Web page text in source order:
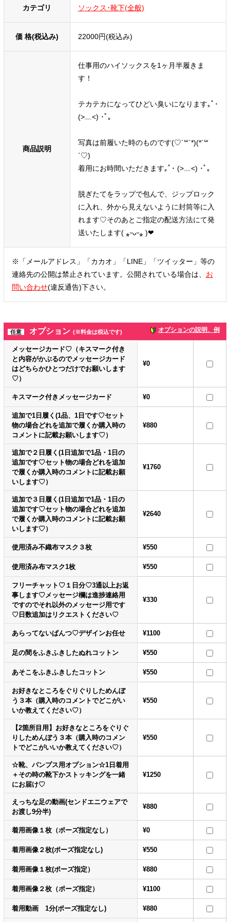
カテゴリ ソックス･靴下(全般)
価 格(税込み) 22000円(税込み)
商品説明
仕事用のハイソックスを1ヶ月半履きま
す！
テカテカになってひどい臭いになります｡ﾟ･
(>﹏<) ･ﾟ｡
写真は前履いた時のものです(♡´꒳`*)(*´꒳
`♡)
着用にお時間いただきます｡ﾟ･ (>﹏<) ･ﾟ｡
脱ぎたてをラップで包んで、ジップロック
に入れ、外から見えないように封筒等に入
れます♡そのあとご指定の配送方法にて発
送いたします( ⁎ᵕᴗᵕ⁎ )❤
※「メールアドレス」「カカオ」「LINE」「ツイッター」等の
連絡先の公開は禁止されています。公開されている場合は、 お
問い合わせ(違反通告)下さい。
任意 オプション (※料金は税込です) オプションの説明、例
メッセージカード♡（キスマーク付き
と内容がかぶるのでメッセージカード
はどちらかひとつだけでお願いします
♡）
¥0
キスマーク付きメッセージカード ¥0
追加で1日履く(1品、1日です♡セット
物の場合どれを追加で履くか購入時の
コメントに記載お願いします♡）
¥880
追加で２日履く(1日追加で1品・1日の
追加です♡セット物の場合どれを追加
で履くか購入時のコメントに記載お願
いします♡）
¥1760
追加で３日履く(1日追加で1品・1日の
追加です♡セット物の場合どれを追加
で履くか購入時のコメントに記載お願
いします♡）
¥2640
使用済み不織布マスク３枚 ¥550
使用済み布マスク1枚 ¥550
フリーチャット♡１日分♡3通以上お返
事します♡メッセージ欄は進捗連絡用
ですのでそれ以外のメッセージ用です
♡日数追加はリクエストください♡
¥330
あらってないぱんつ♡デザインお任せ ¥1100
足の間をふきふきしたぬれコットン ¥550
あそこをふきふきしたコットン ¥550
お好きなところをぐりぐりしためんぼ
う３本（購入時のコメントでどこがい
いか教えてください♡）
¥550
【2箇所目用】お好きなところをぐりぐ
りしためんぼう３本（購入時のコメン
トでどこがいいか教えてください♡）
¥550
☆靴、パンプス用オプション☆1日着用
＋その時の靴下かストッキングを一緒
にお届け♡
¥1250
えっちな足の動画(センドエニウェアで
お渡し9分半)
¥880
着用画像１枚（ポーズ指定なし） ¥0
着用画像２枚(ポーズ指定なし) ¥550
着用画像１枚(ポーズ指定） ¥880
着用画像２枚（ポーズ指定） ¥1100
着用動画 1分(ポーズ指定なし) ¥880